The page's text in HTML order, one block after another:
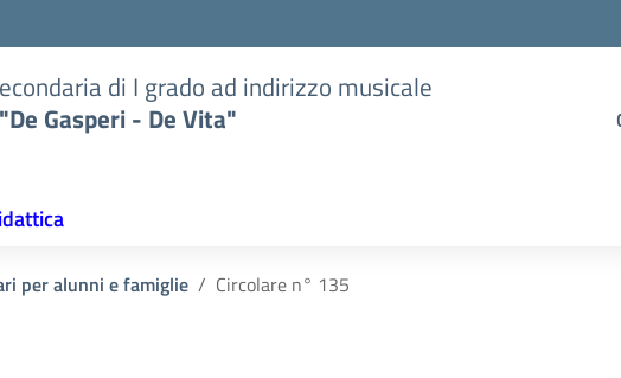
di I grado ad indirizzo musicale
Gasperi - De Vita"
per alunni e famiglie Circolare n° 135